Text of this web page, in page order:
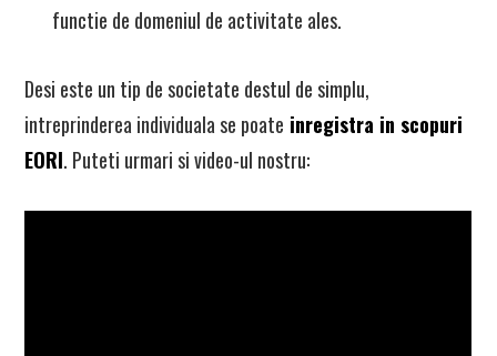
functie de domeniul de activitate ales.
Desi este un tip de societate destul de simplu,
intreprinderea individuala se poate inregistra in scopuri
EORI. Puteti urmari si video-ul nostru: